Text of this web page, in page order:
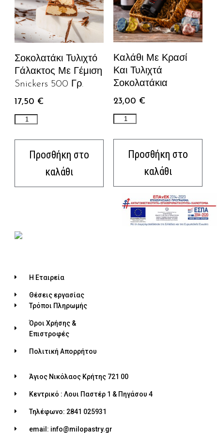
Σοκολατάκι Τυλιχτό
Γάλακτος Με Γέμιση
Snickers 500 Γρ.
17,50 €
Προσθήκη στο
καλάθι
Καλάθι Με Κρασί
Και Τυλιχτά
Σοκολατάκια
23,00 €
Προσθήκη στο
καλάθι
Η Εταιρεία
Θέσεις εργασίας
Τρόποι Πληρωμής
Όροι Χρήσης &
Επιστροφές
Πολιτική Απορρήτου
Άγιος Νικόλαος Κρήτης 721 00
Κεντρικό : Λουι Παστέρ 1 & Πηγάσου 4
Τηλέφωνο: 2841 025931
email: info@milopastry.gr